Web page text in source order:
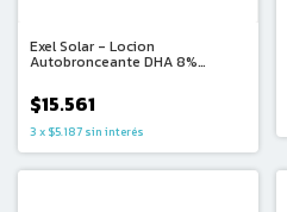
Exel Solar - Locion
Autobronceante DHA 8%
(50ml)
$15.561
3 x $5.187 sin interés